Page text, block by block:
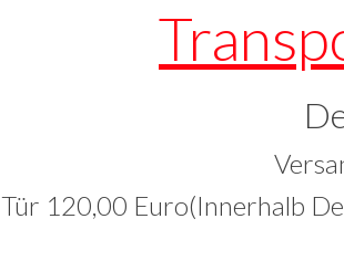
Tür 120,00 Euro(Innerhalb